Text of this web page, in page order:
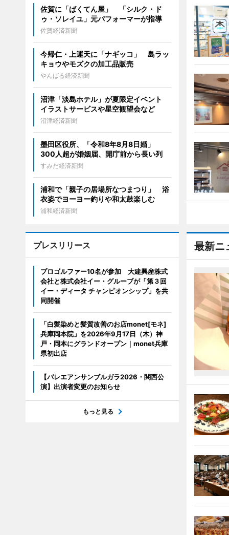
最新ニ
佐賀に「ばくてん屋」 「シルク・ド
ゥ・ソレイユ」元パフォーマーが指導
佐賀経済新聞
今帰仁・上運天に「ナギッコ」 島ラッ
キョウやモズクの加工品販売
やんばる経済新聞
沼津「淡島ホテル」が夏限定イベント
イラストサービスや星空観望会など
沼津経済新聞
墨田区役所、「令和8年8月8日婚」
300人超が婚姻届、開庁前から長い列
すみだ経済新聞
浦和で「親子の居場所なつまつり」 浴
衣姿でヨーヨー釣りや和太鼓楽しむ
浦和経済新聞
プレスリリース
プロゴルファー10名が参加 大建興産株式
会社と株式会社イー・グルーブが「第３回
イー・ディータ チャンピオンシップ」を共
同開催
「白髪染めと髪質改善のお店monet[モネ]
兵庫岡本院」を2026年9月17日（木）神
戸・岡本にグランドオープン｜monet兵庫
県初出店
【バレエアンサンブルガラ2026・関西公
演】出演者変更のお知らせ
もっと見る